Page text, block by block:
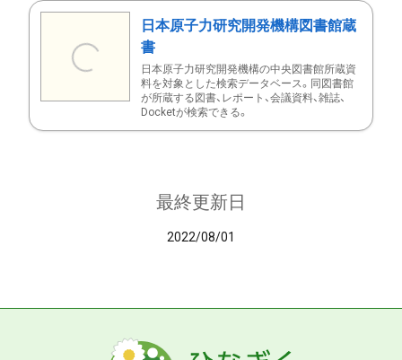
日本原子力研究開発機構図書館蔵
書
日本原子力研究開発機構の中央図書館所蔵資
料を対象とした検索データベース。同図書館
が所蔵する図書、レポート、会議資料、雑誌、
Docketが検索できる。
最終更新日
2022/08/01